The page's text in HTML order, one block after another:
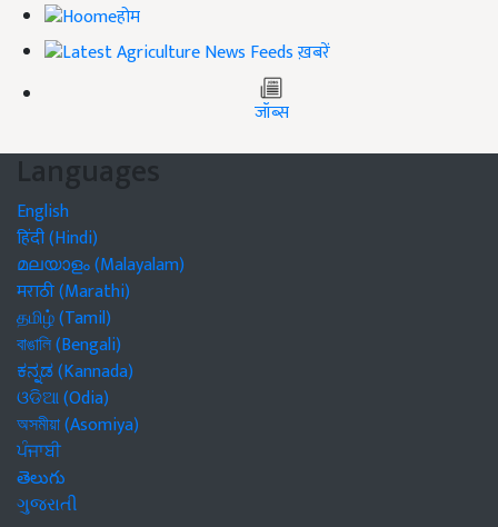
होम
ख़बरें
जॉब्स
Languages
English
हिंदी (Hindi)
മലയാളം (Malayalam)
मराठी (Marathi)
தமிழ் (Tamil)
বাঙালি (Bengali)
ಕನ್ನಡ (Kannada)
ଓଡିଆ (Odia)
অসমীয়া (Asomiya)
ਪੰਜਾਬੀ
తెలుగు
ગુજરાતી